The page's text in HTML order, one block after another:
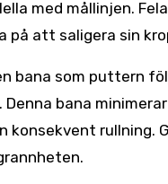
med mållinjen.
på att saligera sin
bana som puttern
bana
konsekvent rullning.